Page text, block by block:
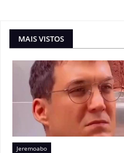
MAIS VISTOS
Jeremoabo